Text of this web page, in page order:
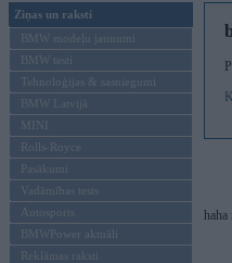
Ziņas un raksti
BMW modeļu jaunumi
BMW testi
Tehnoloģijas & sasniegumi
BMW Latvijā
MINI
Rolls-Royce
Pasākumi
Vadāmības tests
Autosports
BMWPower aktuāli
Reklāmas raksti